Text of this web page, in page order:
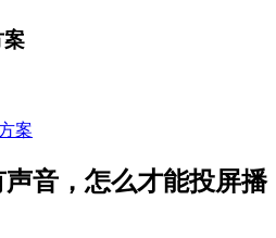
案
案
音，怎么才能投屏播